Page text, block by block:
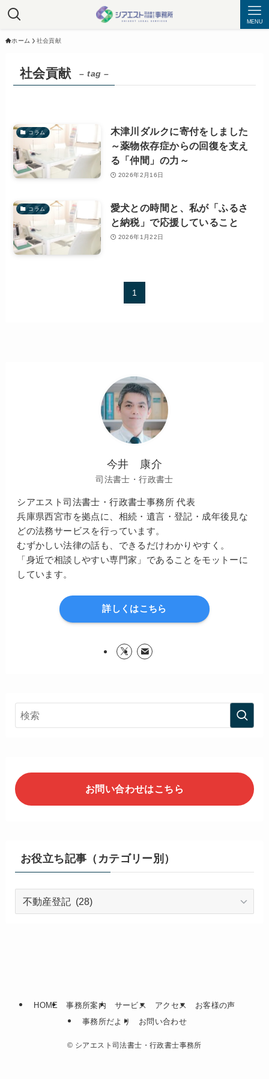
MENU
ホーム 社会貢献
社会貢献 – tag –
コラム
木津川ダルクに寄付をしました
～薬物依存症からの回復を支え
る「仲間」の力～
2026年2月16日
コラム
愛犬との時間と、私が「ふるさ
と納税」で応援していること
2026年1月22日
1
今井 康介
司法書士・行政書士
シアエスト司法書士・行政書士事務所 代表
兵庫県西宮市を拠点に、相続・遺言・登記・成年後見な
どの法務サービスを行っています。
むずかしい法律の話も、できるだけわかりやすく。
「身近で相談しやすい専門家」であることをモットーに
しています。
詳しくはこちら
お問い合わせはこちら
お役立ち記事（カテゴリー別）
お
テ
HOME 事務所案内 サービス アクセス
お客様の声
事務所だより
お問い合わせ
© シアエスト司法書士・行政書士事務所